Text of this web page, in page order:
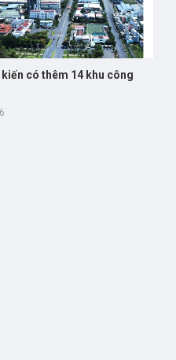
có thêm 14 khu công